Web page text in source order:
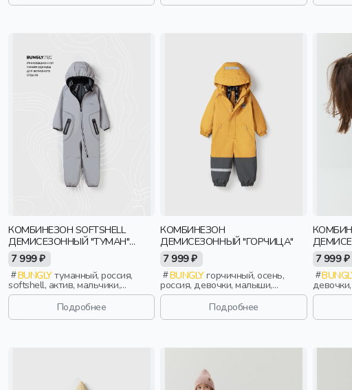
КОМБИНЕЗОН SOFTSHELL
ДЕМИСЕЗОННЫЙ "ТУМАН"
BUNGLY TEC
7 999 ₽
BUNGLYтуманный, россия,
softshell, актив, мальчики,
малыши, дошкольники, дети
Подробнее
КОМБИНЕЗОН
ДЕМИСЕЗОННЫЙ "ГОРЧИЦА"
7 999 ₽
BUNGLYгорчичный, осень,
россия, девочки, малыши,
дошкольники, дети
Подробнее
7 999 ₽
дети